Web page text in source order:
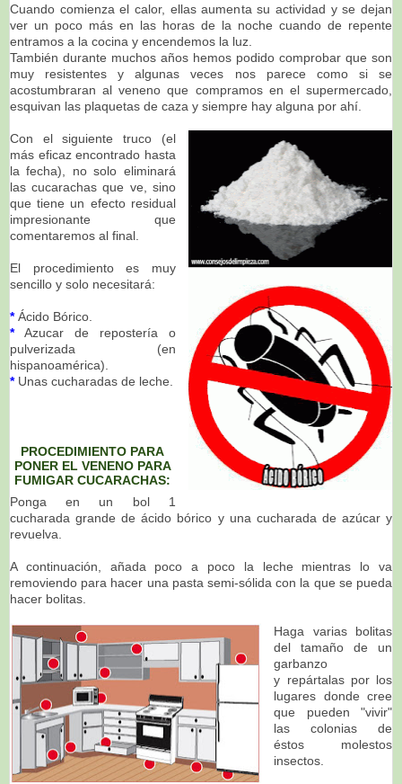
Cuando comienza el calor, ellas aumenta su actividad y se dejan
ver un poco más en las horas de la noche cuando de repente
entramos a la cocina y encendemos la luz.
También durante muchos años hemos podido comprobar que son
muy resistentes y algunas veces nos parece como si se
acostumbraran al veneno que compramos en el supermercado,
esquivan las plaquetas de caza y siempre hay alguna por ahí.
Con el siguiente truco (el
más eficaz encontrado hasta
la fecha), no solo eliminará
las cucarachas que ve, sino
que tiene un efecto residual
impresionante que
comentaremos al final.
El procedimiento es muy
sencillo y solo necesitará:
*Ácido Bórico.
*Azucar de repostería o
pulverizada (en
hispanoamérica).
*Unas cucharadas de leche.
PROCEDIMIENTO PARA
PONER EL VENENO PARA
FUMIGAR CUCARACHAS:
Ponga en un bol 1
cucharada grande de ácido bórico y una cucharada de azúcar y
revuelva.
A continuación, añada poco a poco la leche mientras lo va
removiendo para hacer una pasta semi-sólida con la que se pueda
hacer bolitas.
Haga varias bolitas
del tamaño de un
garbanzo
y repártalas por los
lugares donde cree
que pueden "vivir"
las colonias de
éstos molestos
insectos.